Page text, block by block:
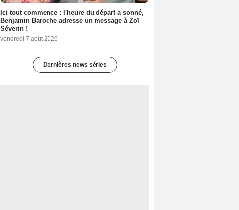
Ici tout commence : l'heure du départ a sonné,
Benjamin Baroche adresse un message à Zoï
Séverin !
vendredi 7 août 2026
Dernières news séries